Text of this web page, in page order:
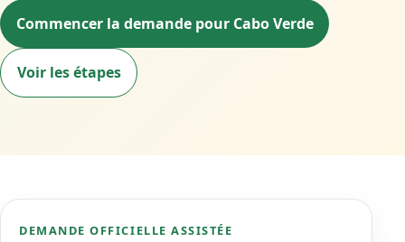
Commencer la demande pour Cabo Verde
Voir les étapes
DEMANDE OFFICIELLE ASSISTÉE